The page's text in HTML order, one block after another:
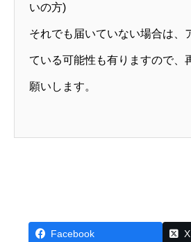
いの方)
それでも届いていない場合は、
ている可能性も有りますので、
願いします。
Facebook X